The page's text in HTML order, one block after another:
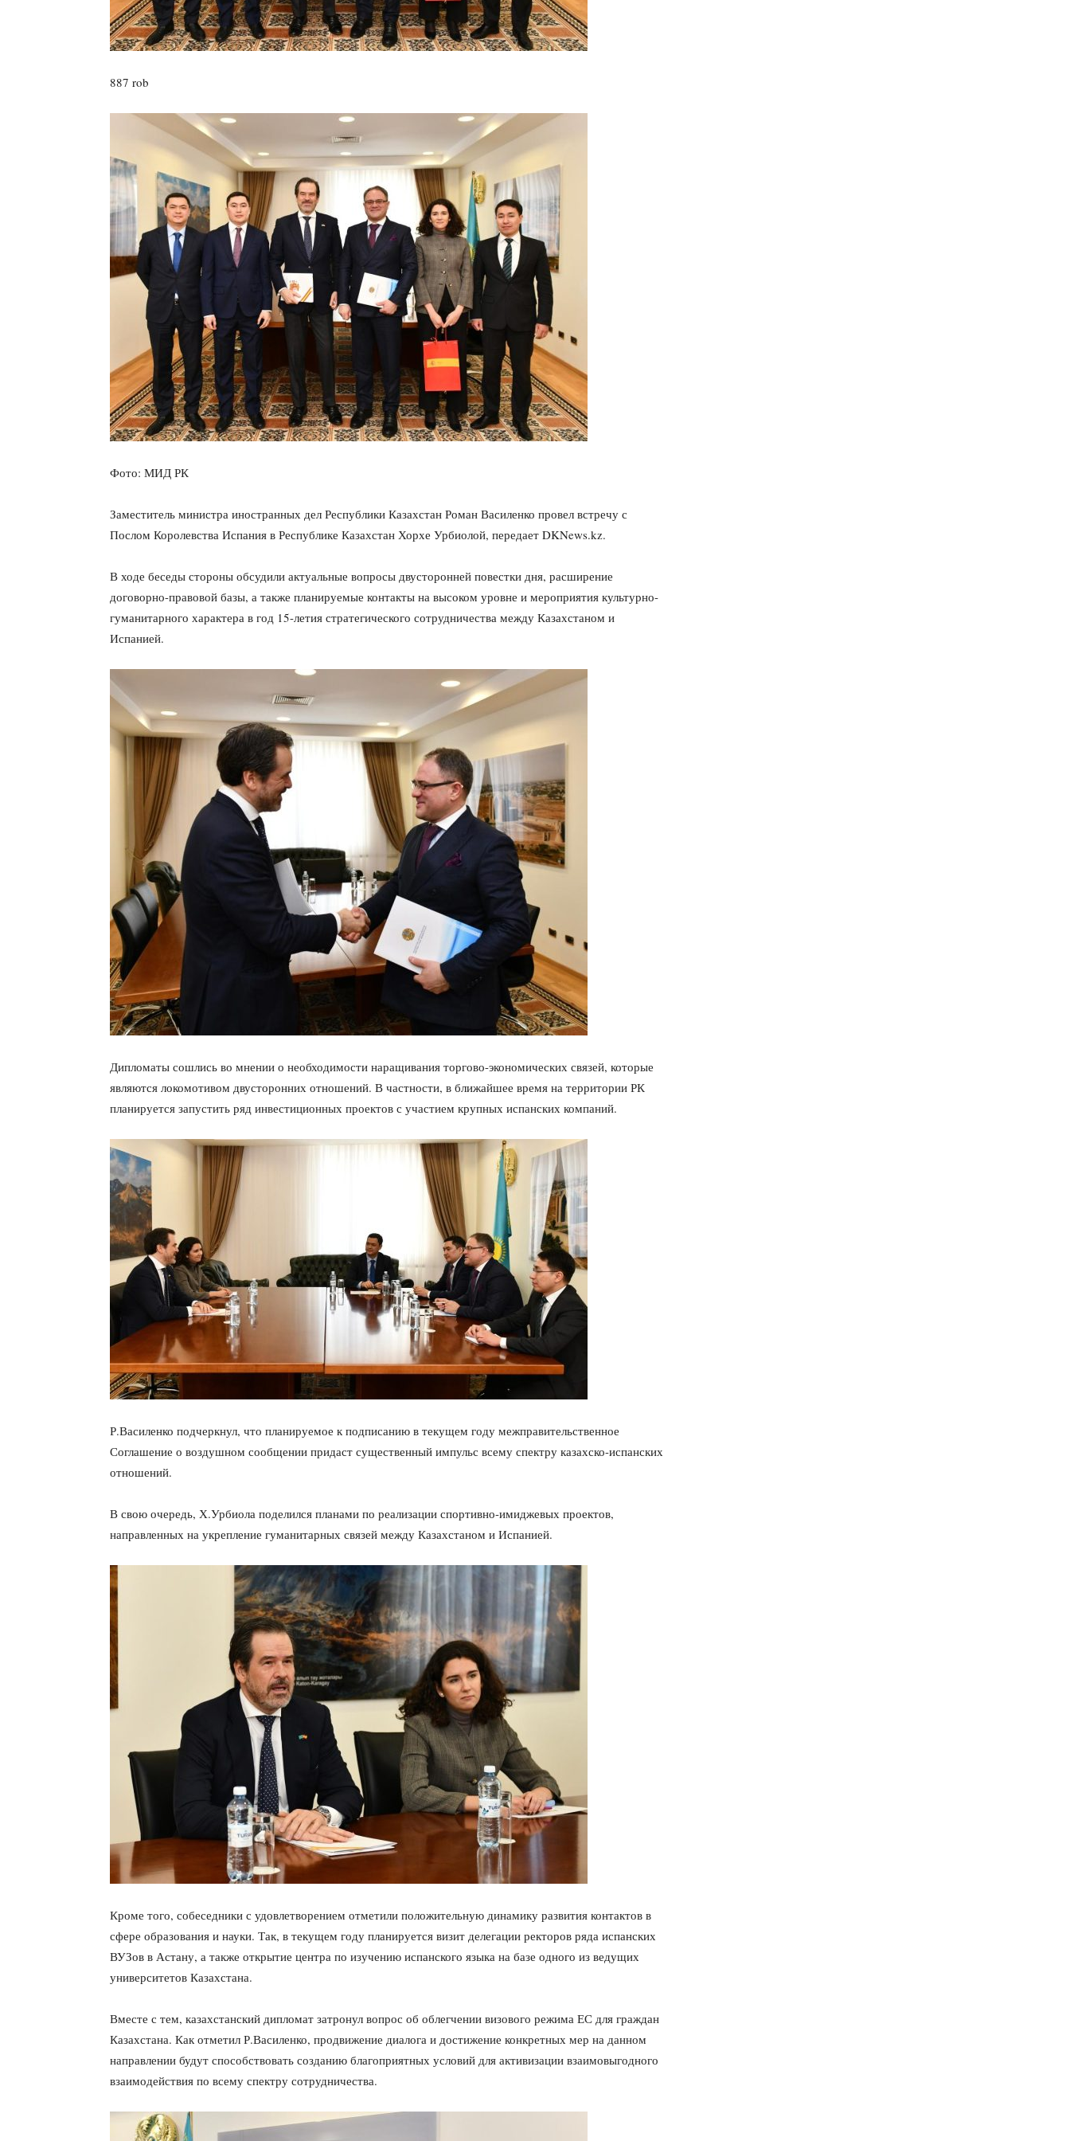
887 rob
Фото: МИД РК
Заместитель министра иностранных дел Республики Казахстан Роман Василенко провел встречу с
Послом Королевства Испания в Республике Казахстан Хорхе Урбиолой, передает DKNews.kz.
В ходе беседы стороны обсудили актуальные вопросы двусторонней повестки дня, расширение
договорно-правовой базы, а также планируемые контакты на высоком уровне и мероприятия культурно-
гуманитарного характера в год 15-летия стратегического сотрудничества между Казахстаном и
Испанией.
Дипломаты сошлись во мнении о необходимости наращивания торгово-экономических связей, которые
являются локомотивом двусторонних отношений. В частности, в ближайшее время на территории РК
планируется запустить ряд инвестиционных проектов с участием крупных испанских компаний.
Р.Василенко подчеркнул, что планируемое к подписанию в текущем году межправительственное
Соглашение о воздушном сообщении придаст существенный импульс всему спектру казахско-испанских
отношений.
В свою очередь, Х.Урбиола поделился планами по реализации спортивно-имиджевых проектов,
направленных на укрепление гуманитарных связей между Казахстаном и Испанией.
Кроме того, собеседники с удовлетворением отметили положительную динамику развития контактов в
сфере образования и науки. Так, в текущем году планируется визит делегации ректоров ряда испанских
ВУЗов в Астану, а также открытие центра по изучению испанского языка на базе одного из ведущих
университетов Казахстана.
Вместе с тем, казахстанский дипломат затронул вопрос об облегчении визового режима ЕС для граждан
Казахстана. Как отметил Р.Василенко, продвижение диалога и достижение конкретных мер на данном
направлении будут способствовать созданию благоприятных условий для активизации взаимовыгодного
взаимодействия по всему спектру сотрудничества.